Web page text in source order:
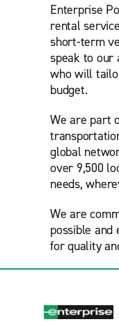
Enterprise
rental
short-term
speak to our
who will
budget.
We are part
global
over 9,500
needs,
We are
possible and
for quality